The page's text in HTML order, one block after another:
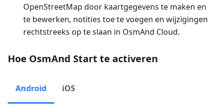
OpenStreetMap door kaartgegevens te maken en
te bewerken, notities toe te voegen en wijzigingen
rechtstreeks op te slaan in OsmAnd Cloud.
Hoe OsmAnd Start te activeren
Android iOS